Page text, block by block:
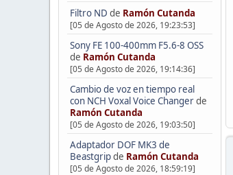
Filtro ND de Ramón Cutanda
[05 de Agosto de 2026, 19:23:53]
Sony FE 100-400mm F5.6-8 OSS
de Ramón Cutanda
[05 de Agosto de 2026, 19:14:36]
Cambio de voz en tiempo real
con NCH Voxal Voice Changerde
Ramón Cutanda
[05 de Agosto de 2026, 19:03:50]
Adaptador DOF MK3 de
Beastgripde Ramón Cutanda
[05 de Agosto de 2026, 18:59:19]